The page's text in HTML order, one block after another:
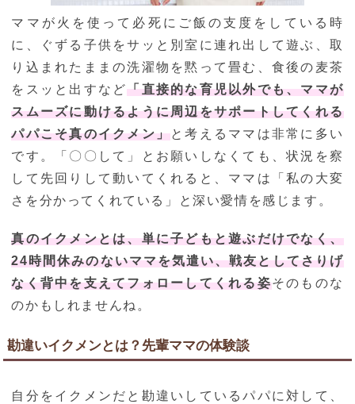
ママが火を使って必死にご飯の支度をしている時
に、ぐずる子供をサッと別室に連れ出して遊ぶ、取
り込まれたままの洗濯物を黙って畳む、食後の麦茶
をスッと出すなど「直接的な育児以外でも、ママが
スムーズに動けるように周辺をサポートしてくれる
パパこそ真のイクメン」と考えるママは非常に多い
です。「〇〇して」とお願いしなくても、状況を察
して先回りして動いてくれると、ママは「私の大変
さを分かってくれている」と深い愛情を感じます。
真のイクメンとは、単に子どもと遊ぶだけでなく、
24時間休みのないママを気遣い、戦友としてさりげ
なく背中を支えてフォローしてくれる姿そのものな
のかもしれませんね。
勘違いイクメンとは？先輩ママの体験談
自分をイクメンだと勘違いしているパパに対して、